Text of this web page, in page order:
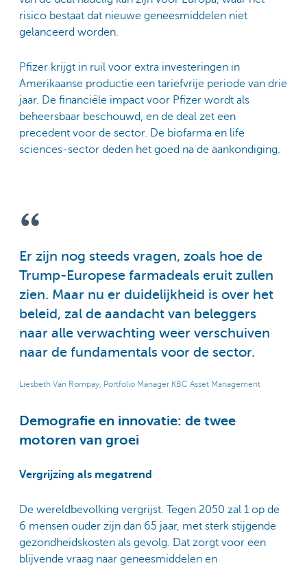
risico bestaat dat nieuwe geneesmiddelen niet
gelanceerd worden.
Pfizer krijgt in ruil voor extra investeringen in
Amerikaanse productie een tariefvrije periode van drie
jaar. De financiële impact voor Pfizer wordt als
beheersbaar beschouwd, en de deal zet een
precedent voor de sector. De biofarma en life
sciences-sector deden het goed na de aankondiging.
Er zijn nog steeds vragen, zoals hoe de
Trump-Europese farmadeals eruit zullen
zien. Maar nu er duidelijkheid is over het
beleid, zal de aandacht van beleggers
naar alle verwachting weer verschuiven
naar de fundamentals voor de sector.
Liesbeth Van Rompay, Portfolio Manager KBC Asset Management
Demografie en innovatie: de twee
motoren van groei
Vergrijzing als megatrend
De wereldbevolking vergrijst. Tegen 2050 zal 1 op de
6 mensen ouder zijn dan 65 jaar, met sterk stijgende
gezondheidskosten als gevolg. Dat zorgt voor een
blijvende vraag naar geneesmiddelen en